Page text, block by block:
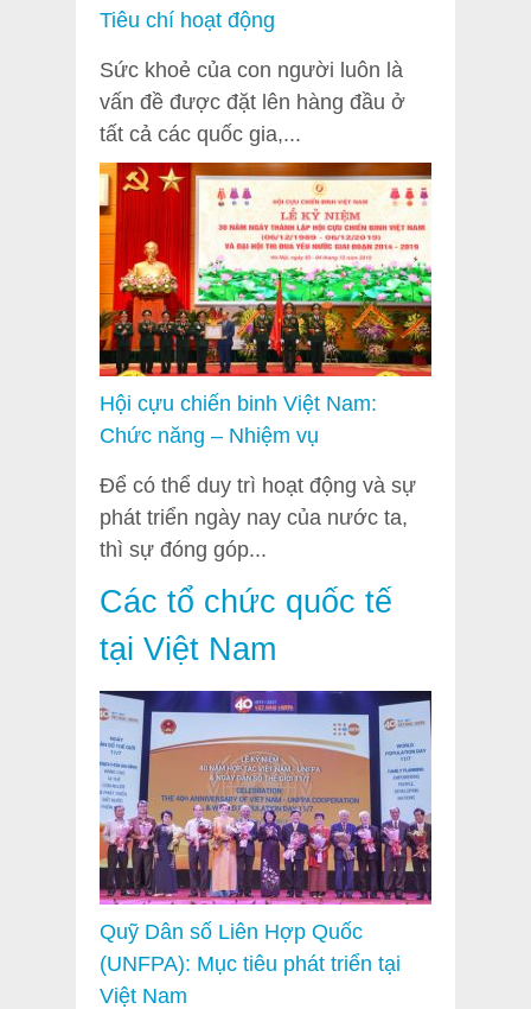
Tiêu chí hoạt động
Sức khoẻ của con người luôn là
vấn đề được đặt lên hàng đầu ở
tất cả các quốc gia,...
Hội cựu chiến binh Việt Nam:
Chức năng – Nhiệm vụ
Để có thể duy trì hoạt động và sự
phát triển ngày nay của nước ta,
thì sự đóng góp...
Các tổ chức quốc tế
tại Việt Nam
Quỹ Dân số Liên Hợp Quốc
(UNFPA): Mục tiêu phát triển tại
Việt Nam